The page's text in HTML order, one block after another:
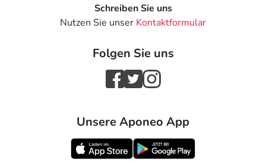
Schreiben Sie uns
Nutzen Sie unser Kontaktformular
Folgen Sie uns
Unsere Aponeo App